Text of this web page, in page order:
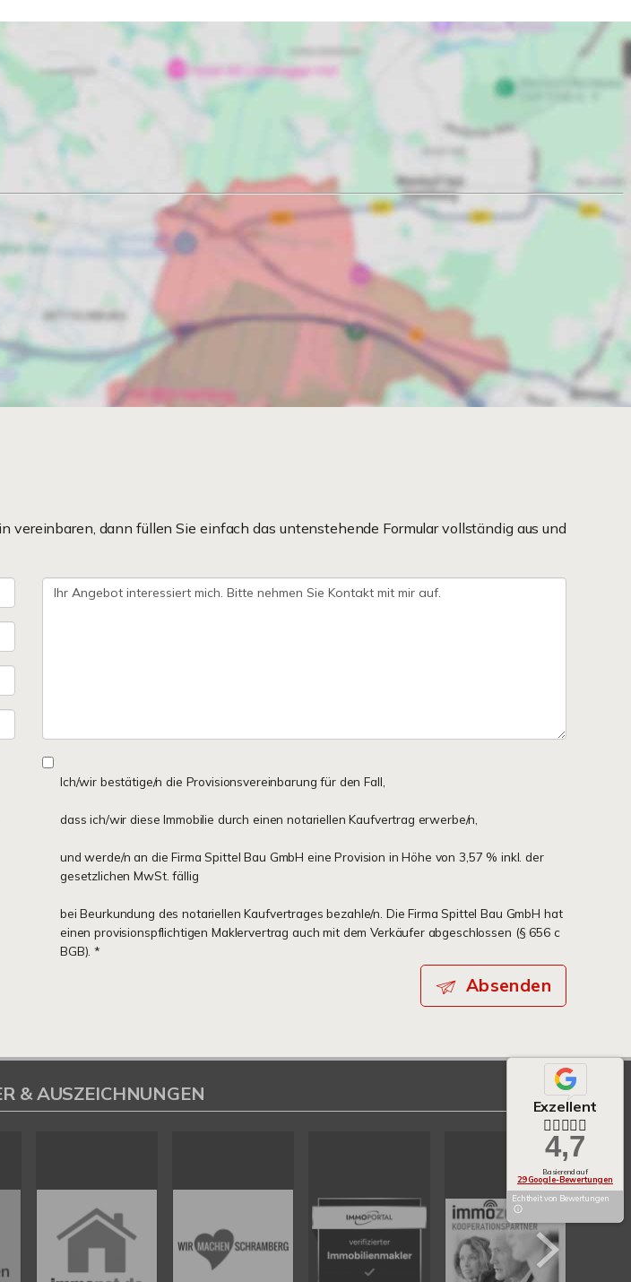
dann füllen Sie einfach das untenstehende Formular vollständig aus und
Ich/wir bestätige/n die Provisionsvereinbarung für den Fall,
dass ich/wir diese Immobilie durch einen notariellen Kaufvertrag erwerbe/n,
und werde/n an die Firma Spittel Bau GmbH eine Provision in Höhe von 3,57 % inkl. der
gesetzlichen MwSt. fällig
bei Beurkundung des notariellen Kaufvertrages bezahle/n. Die Firma Spittel Bau GmbH hat
einen provisionspflichtigen Maklervertrag auch mit dem Verkäufer abgeschlossen (§ 656 c
BGB). *
Absenden
Exzellent
4,7
Basierend auf
29 Google-Bewertungen
Echtheit von Bewertungen
& AUSZEICHNUNGEN